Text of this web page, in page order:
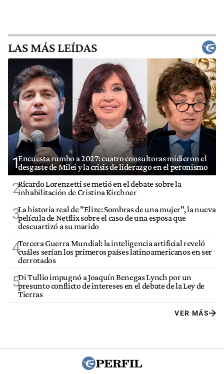
LAS MÁS LEÍDAS
1Encuesta rumbo a 2027: cuatro consultoras midieron el
desgaste de Milei y la crisis de liderazgo en el peronismo
2Ricardo Lorenzetti se metió en el debate sobre la
inhabilitación de Cristina Kirchner
3La historia real de "Elize: Sombras de una mujer", la nueva
película de Netflix sobre el caso de una esposa que
descuartizó a su marido
4Tercera Guerra Mundial: la inteligencia artificial reveló
cuáles serían los primeros países latinoamericanos en ser
derrotados
5Di Tullio impugnó a Joaquín Benegas Lynch por un
presunto conflicto de intereses en el debate de la Ley de
Tierras
VER MÁS